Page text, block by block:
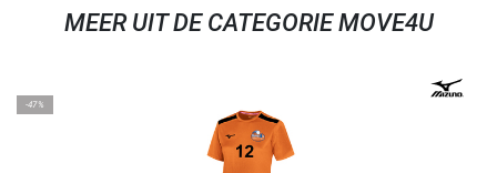
MEER UIT DE CATEGORIE MOVE4U
-47%